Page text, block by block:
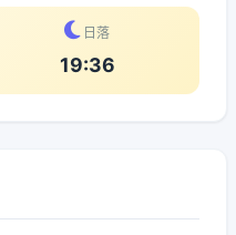
日落
19:36